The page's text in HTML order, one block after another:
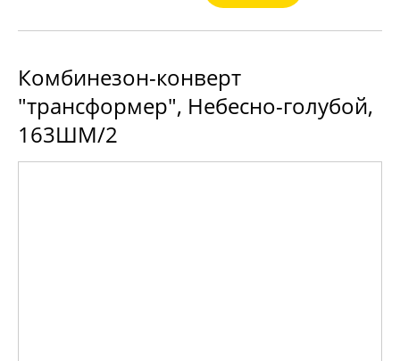
Комбинезон-конверт
"трансформер", Небесно-голубой,
163ШМ/2